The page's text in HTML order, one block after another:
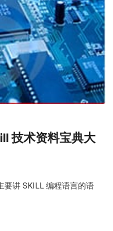
技术资料宝典大
要讲 SKILL 编程语言的语